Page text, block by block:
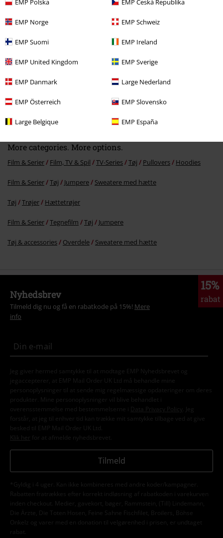
EMP Norge EMP Schweiz
EMP Suomi EMP Ireland
EMP United Kingdom EMP Sverige
EMP Danmark Large Nederland
EMP Österreich EMP Slovensko
Large Belgique EMP España
kr 441.95
More categories. More options.
Film & Serier Film, TV & Spil TV-Series Tøj Pullovers Hoodies
Film & Serier Tøj Jumpere Sweatere med hætte
Tøj Trøjer Hættetrøjer
Film & Serier Tegnefilm Tøj Jumpere
Tøj & accessories Overdele Sweatere med hætte
15%
rabat
Nyhedsbrev
Tilmeld dig nu og få en rabatkode på 15%! Mere
info
Jeg giver hermed samtykke til at modtage EMP Nyhedsbrevet og
jegaccepterer, at EMP Mail Order UK Ltd må behandle mine
personoplysninger til at sende mig regelmæssige opdateringer om deres
produkter. Mine personoplysninger vil blive behandlet i
overensstemmelse med bestemmelserne i
Data Privacy Policy
. Jeg
forstår, at jeg til enhver tid kan trække mit samtykke tilbage ved at give
besked til EMP Mail Order UK Ltd.
Klik her
for at afmelde nyhedsbrevet.
Tilmeld
*Gyldig i 4 uger. Kan ikke kombineres med andre koder/kampagner.
Rabatten fratrækkes efter korrekt indløsning af rabatkoden i varekurven
inden checkout. Medier, gavekort, bøger, Rammstein, (Till) Lindemann,
Die Ärzte, Die Toten Hosen, Feine Sahne Fischfilet, Broilers, Böhse
Onkelz og varer med en donation til velgørenhed i prisen, er undtaget
rabat.